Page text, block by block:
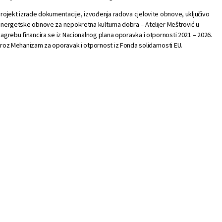
izrade dokumentacije, izvođenja radova cjelovite obnove, uključivo
obnove za nepokretna kulturna dobra – Atelijer Meštrović u
financira se iz Nacionalnog plana oporavka i otpornosti 2021 – 2026.
Mehanizam za oporavak i otpornost iz Fonda solidarnosti EU.